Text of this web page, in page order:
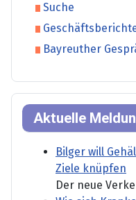
Suche
Bayreuther
Aktuelle
Bilger will
Ziele knüpfen
Der neue